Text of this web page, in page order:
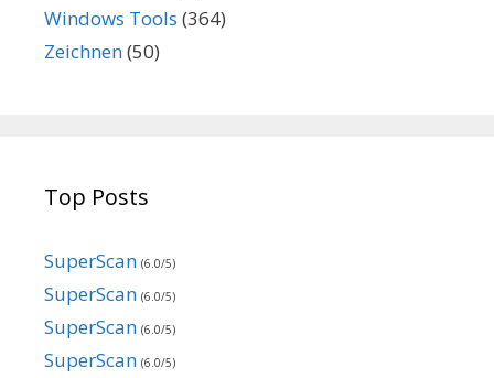
Windows Tools (364)
Zeichnen(50)
Top Posts
SuperScan (6.0/5)
SuperScan (6.0/5)
SuperScan (6.0/5)
SuperScan (6.0/5)